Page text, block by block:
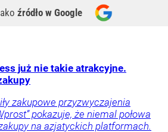
źródło w Google
już nie takie atrakcyjne.
zakupowe przyzwyczajenia
pokazuje, że niemal połowa
na azjatyckich platformach.